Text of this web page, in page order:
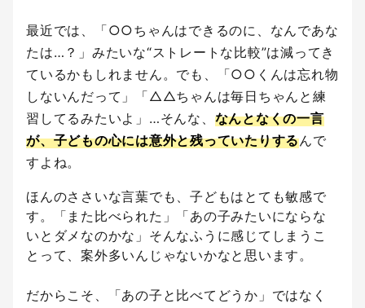
最近では、「○○ちゃんはできるのに、なんであな
たは…？」みたいな“ストレートな比較”は減ってき
ているかもしれません。でも、「○○くんは忘れ物
しないんだって」「△△ちゃんは毎日ちゃんと練
習してるみたいよ」…そんな、 なんとなくの一言
が、子どもの心には意外と残っていたりするんで
すよね。
ほんのささいな言葉でも、子どもはとても敏感で
す。「また比べられた」「あの子みたいにならな
いとダメなのかな」そんなふうに感じてしまうこ
とって、案外多いんじゃないかなと思います。
だからこそ、「あの子と比べてどうか」ではなく